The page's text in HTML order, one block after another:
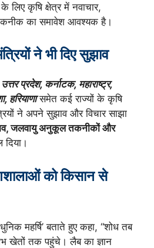
कृषि क्षेत्र में नवाचार,
का समावेश आवश्यक है।
ने भी दिए सुझाव
प्रदेश, कर्नाटक, महाराष्ट्र,
हरियाणासमेत कई राज्यों के कृषि
ने अपने सुझाव और विचार साझा
जलवायु अनुकूल तकनीकों और
को किसान से
महर्षि’ बताते हुए कहा, “शोध तब
खेतों तक पहुंचे। लैब का ज्ञान